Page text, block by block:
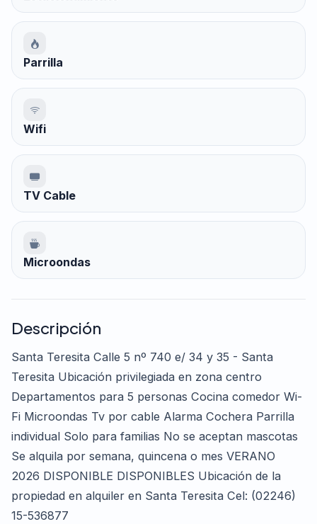
Parrilla
Wifi
TV Cable
Microondas
Descripción
Santa Teresita Calle 5 nº 740 e/ 34 y 35 - Santa
Teresita Ubicación privilegiada en zona centro
Departamentos para 5 personas Cocina comedor Wi-
Fi Microondas Tv por cable Alarma Cochera Parrilla
individual Solo para familias No se aceptan mascotas
Se alquila por semana, quincena o mes VERANO
2026 DISPONIBLE DISPONIBLES Ubicación de la
propiedad en alquiler en Santa Teresita Cel: (02246)
15-536877